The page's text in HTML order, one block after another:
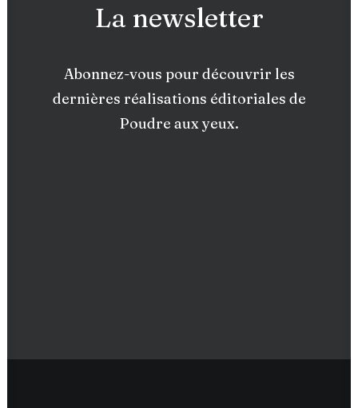
La newsletter
Abonnez-vous pour découvrir les
dernières réalisations éditoriales de
Poudre aux yeux.